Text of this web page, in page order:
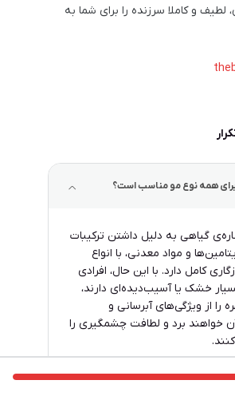
و کاملا سرزنده را برای شما به
برای همه نوع مو مناسب است؟
گیاهی به دلیل داشتن ترکیبات
و مواد معدنی، با انواع
کامل دارد. با این حال، افرادی
خشک یا آسیب‌دیده‌ای دارند،
را از ویژگی‌های آبرسانی و
خواهند برد و لطافت چشمگیری را